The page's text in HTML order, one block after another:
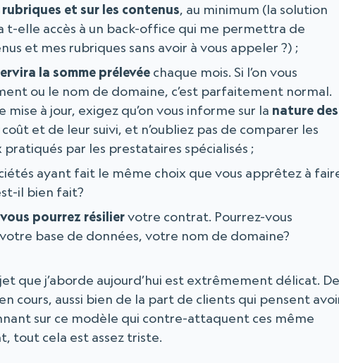
rubriques et sur les contenus, au minimum (la solution
t-elle accès à un back-office qui me permettra de
et mes rubriques sans avoir à vous appeler ?) ;
la somme prélevée chaque mois. Si l’on vous
ou le nom de domaine, c’est parfaitement normal.
mise à jour, exigez qu’on vous informe sur la nature des
et de leur suivi, et n’oubliez pas de comparer les
par les prestataires spécialisés ;
ayant fait le même choix que vous apprêtez à
il bien fait?
pourrez résiliervotre contrat. Pourrez-vous
base de données, votre nom de domaine?
que j’aborde aujourd’hui est extrêmement délicat. De
cours, aussi bien de la part de clients qui pensent
sur ce modèle qui contre-attaquent ces même
tout cela est assez triste.